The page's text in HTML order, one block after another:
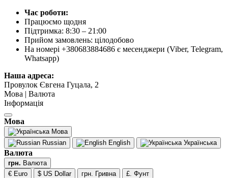
Час роботи:
Працюємо щодня
Підтримка: 8:30 – 21:00
Прийом замовлень: цілодобово
На номері +380683884686 є месенджери (Viber, Telegram,
Whatsapp)
Наша адреса:
Провулок Євгена Гуцала, 2
Мова | Валюта
Інформація
Мова
Мова
Russian
English Українська
Валюта
грн. Валюта
€ Euro
$ US Dollar грн. Гривна £. Фунт